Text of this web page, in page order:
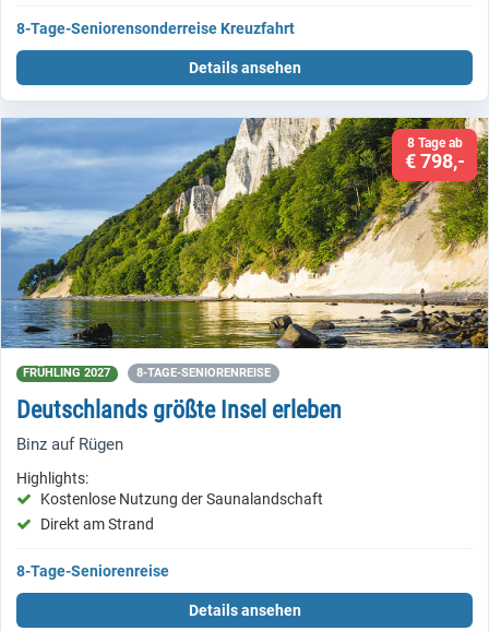
8-Tage-Seniorensonderreise Kreuzfahrt
Details ansehen
8 Tage ab
€ 798,-
FRÜHLING 2027 8-TAGE-SENIORENREISE
Deutschlands größte Insel erleben
Binz auf Rügen
Highlights:
Kostenlose Nutzung der Saunalandschaft
Direkt am Strand
8-Tage-Seniorenreise
Details ansehen